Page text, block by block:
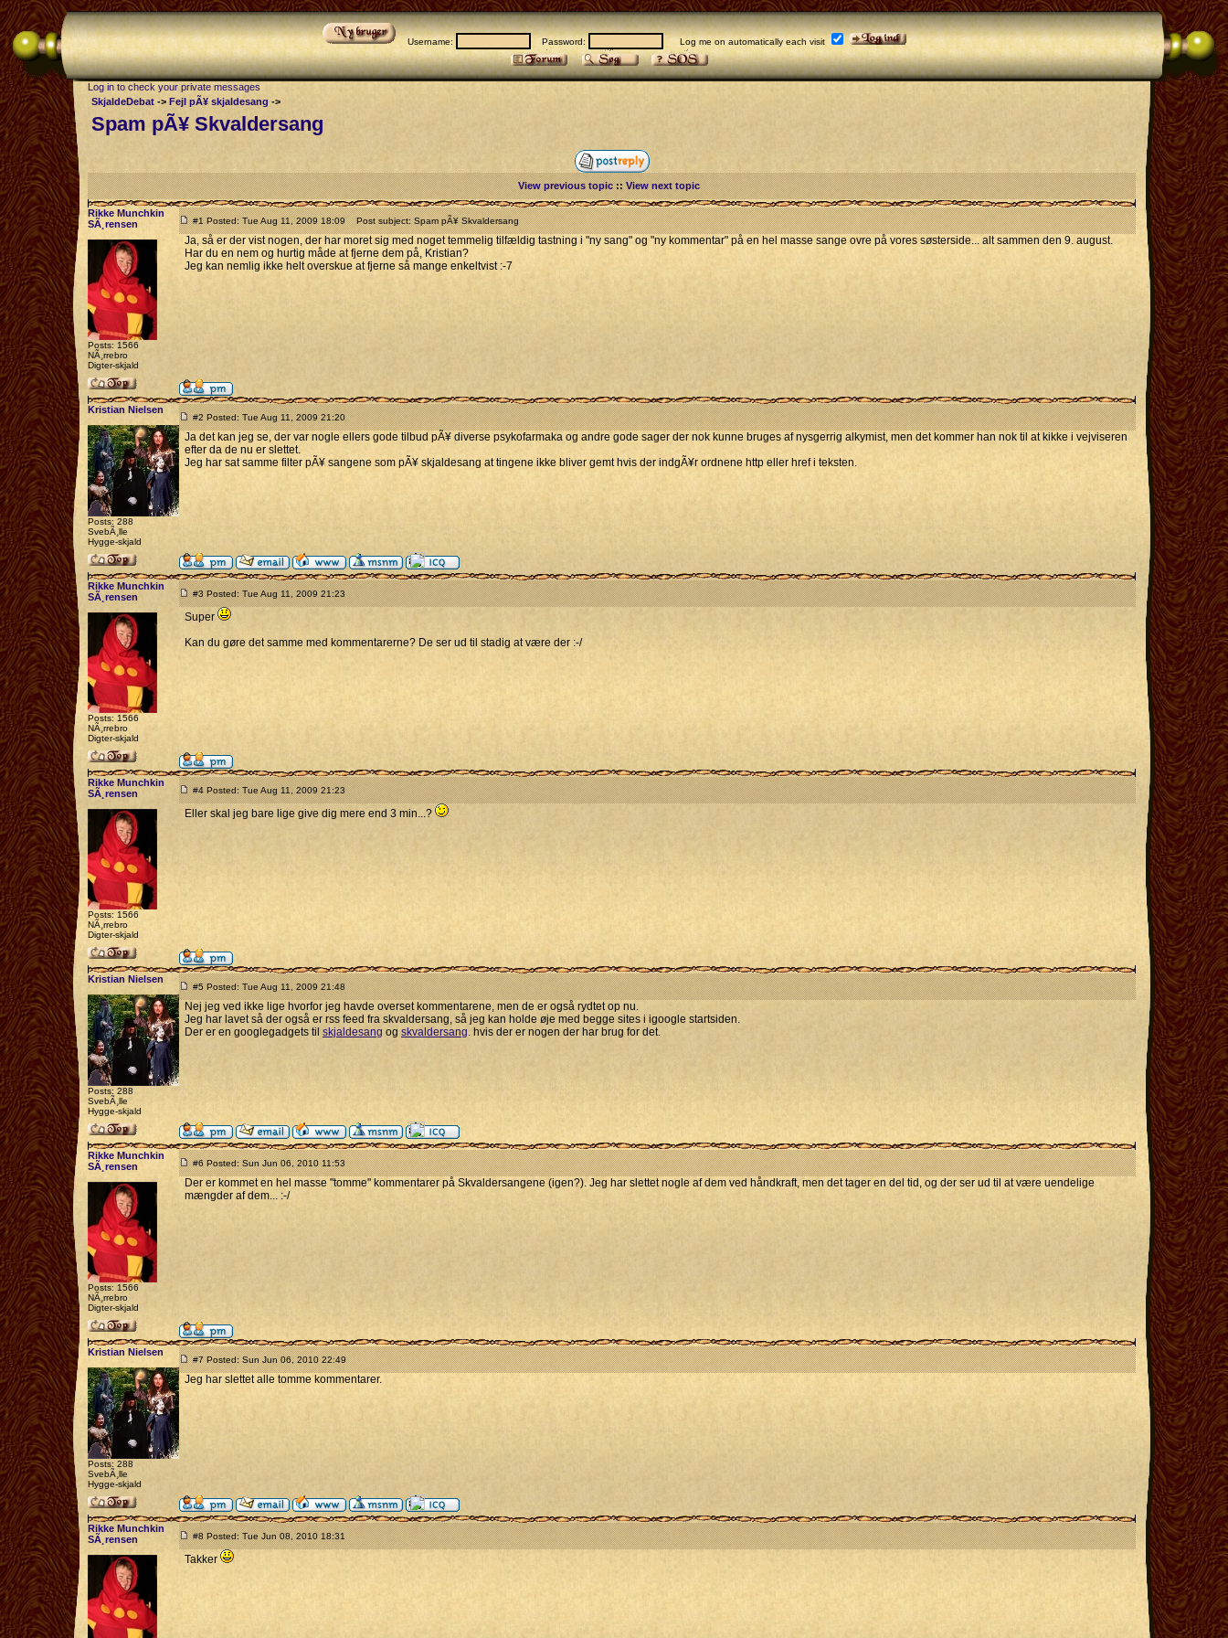
Username: Password: Log me on automatically each visit
Log in to check your private messages
SkjaldeDebat -> Fejl pÃ¥ skjaldesang ->
Spam pÃ¥ Skvaldersang
View previous topic::View next topic
Rikke Munchkin
SÃ¸rensen
Posts: 1566
NÃ¸rrebro
Digter-skjald
#1 Posted: Tue Aug 11, 2009 18:09 Post subject: Spam pÃ¥ Skvaldersang
Ja, så er der vist nogen, der har moret sig med noget temmelig tilfældig tastning i "ny sang" og "ny kommentar" på en hel masse sange ovre på vores søsterside... alt sammen den 9. august.
Har du en nem og hurtig måde at fjerne dem på, Kristian?
Jeg kan nemlig ikke helt overskue at fjerne så mange enkeltvist :-7
Kristian Nielsen
Posts: 288
SvebÃ¸lle
Hygge-skjald
#2 Posted: Tue Aug 11, 2009 21:20
Ja det kan jeg se, der var nogle ellers gode tilbud pÃ¥ diverse psykofarmaka og andre gode sager der nok kunne bruges af nysgerrig alkymist, men det kommer han nok til at kikke i vejviseren
efter da de nu er slettet.
Jeg har sat samme filter pÃ¥ sangene som pÃ¥ skjaldesang at tingene ikke bliver gemt hvis der indgÃ¥r ordnene http eller href i teksten.
Rikke Munchkin
SÃ¸rensen
Posts: 1566
NÃ¸rrebro
Digter-skjald
#3 Posted: Tue Aug 11, 2009 21:23
Super
Kan du gøre det samme med kommentarerne? De ser ud til stadig at være der :-/
Rikke Munchkin
SÃ¸rensen
Posts: 1566
NÃ¸rrebro
Digter-skjald
#4 Posted: Tue Aug 11, 2009 21:23
Eller skal jeg bare lige give dig mere end 3 min...?
Kristian Nielsen
Posts: 288
SvebÃ¸lle
Hygge-skjald
#5 Posted: Tue Aug 11, 2009 21:48
Nej jeg ved ikke lige hvorfor jeg havde overset kommentarene, men de er også rydtet op nu.
Jeg har lavet så der også er rss feed fra skvaldersang, så jeg kan holde øje med begge sites i igoogle startsiden.
Der er en googlegadgets til skjaldesang og skvaldersang. hvis der er nogen der har brug for det.
Rikke Munchkin
SÃ¸rensen
Posts: 1566
NÃ¸rrebro
Digter-skjald
#6 Posted: Sun Jun 06, 2010 11:53
Der er kommet en hel masse "tomme" kommentarer på Skvaldersangene (igen?). Jeg har slettet nogle af dem ved håndkraft, men det tager en del tid, og der ser ud til at være uendelige
mængder af dem... :-/
Kristian Nielsen
Posts: 288
SvebÃ¸lle
Hygge-skjald
#7 Posted: Sun Jun 06, 2010 22:49
Jeg har slettet alle tomme kommentarer.
Rikke Munchkin
SÃ¸rensen
#8 Posted: Tue Jun 08, 2010 18:31
Takker